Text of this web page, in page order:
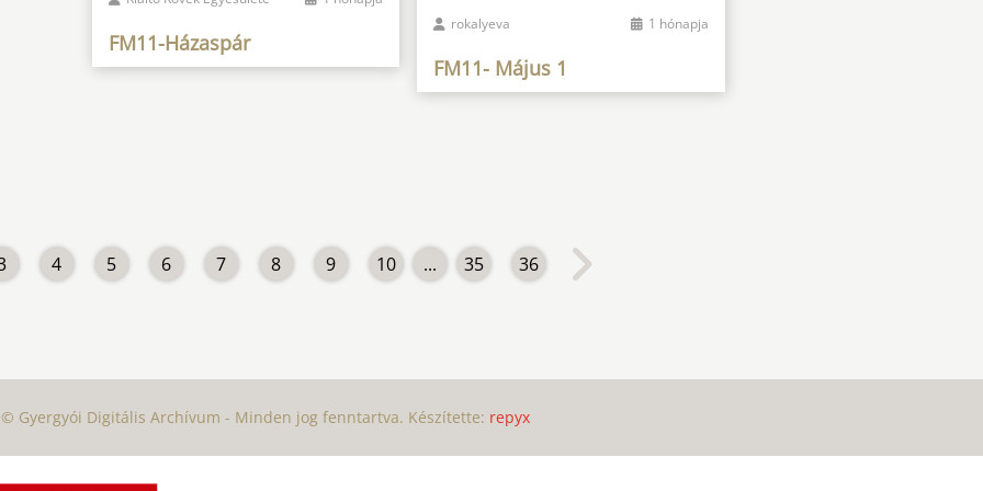
FM11-Házaspár
rokalyeva 1 hónapja
FM11- Május 1
4 5 6 7 8 9 10 ... 35 36
Gyergyói Digitális Archívum - Minden jog fenntartva. Készítette: repyx